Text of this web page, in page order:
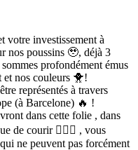
votre investissement à
nos poussins 🥹, déjà 3
profondément émus
nos couleurs 🐥!
représentés à travers
(à Barcelone) 🔥 !
dans cette folie , dans
de courir 🏃🏼‍♀️ , vous
ne peuvent pas forcément